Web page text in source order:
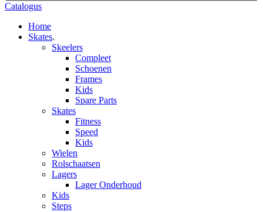
Catalogus
Home
Skates.
Skeelers
Compleet
Schoenen
Frames
Kids
Spare Parts
Skates
Fitness
Speed
Kids
Wielen
Rolschaatsen
Lagers
Lager Onderhoud
Kids
Steps